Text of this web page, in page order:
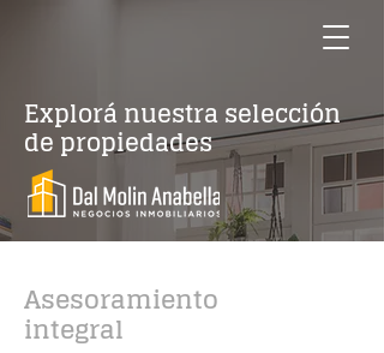
Explorá nuestra selección
de propiedades
Asesoramiento
integral